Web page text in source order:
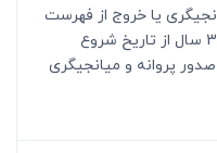
میانجی‏گری یا خروج از فهرست
میانجی‏گران میانجی‏گر بعد از انقضاء 3 سال از تاریخ شروع
پروانه و میانجی‏گری